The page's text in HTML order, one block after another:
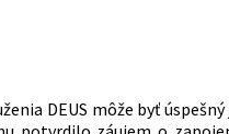
DEUS môže byť